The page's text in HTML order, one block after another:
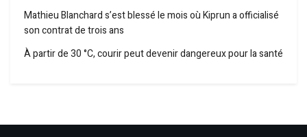
Mathieu Blanchard s’est blessé le mois où Kiprun a officialisé
son contrat de trois ans
À partir de 30 °C, courir peut devenir dangereux pour la santé